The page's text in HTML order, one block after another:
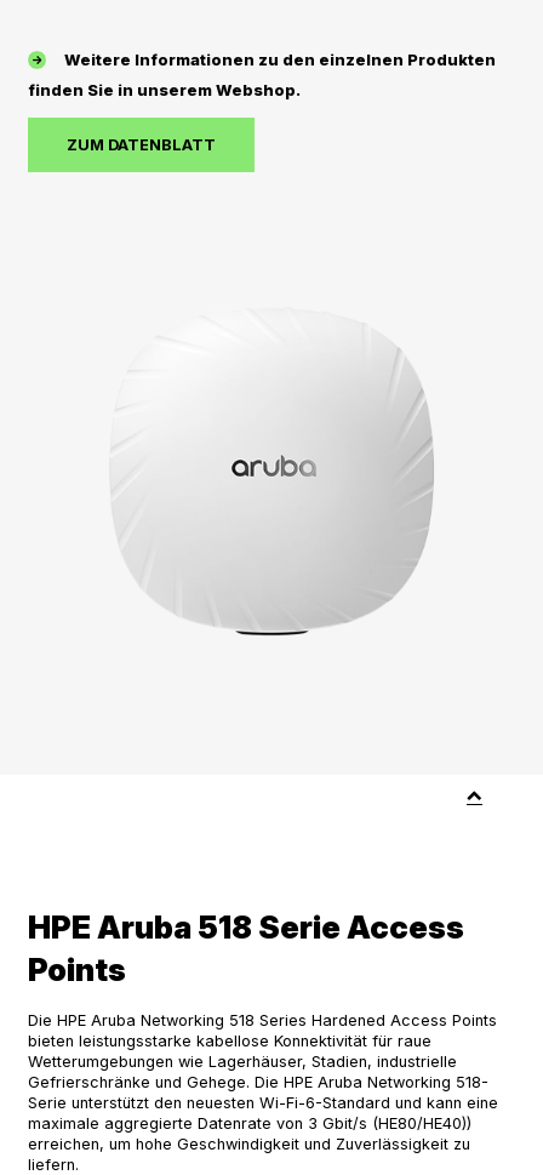
Weitere Informationen zu den einzelnen Produkten
finden Sie in unserem Webshop.
ZUM DATENBLATT
HPE Aruba 518 Serie Access
Points
Die HPE Aruba Networking 518 Series Hardened Access Points
bieten leistungsstarke kabellose Konnektivität für raue
Wetterumgebungen wie Lagerhäuser, Stadien, industrielle
Gefrierschränke und Gehege. Die HPE Aruba Networking 518-
Serie unterstützt den neuesten Wi-Fi-6-Standard und kann eine
maximale aggregierte Datenrate von 3 Gbit/s (HE80/HE40))
erreichen, um hohe Geschwindigkeit und Zuverlässigkeit zu
liefern.